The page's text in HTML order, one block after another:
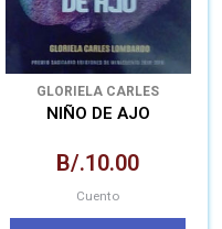
GLORIELA CARLES
LOMBARDO
NIÑO DE AJO
B/.10.00
Cuento